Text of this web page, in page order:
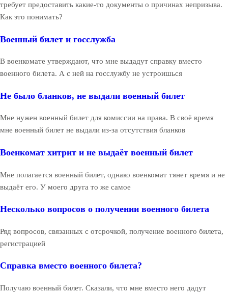
требует предоставить какие-то документы о причинах непризыва.
Как это понимать?
Военный билет и госслужба
В военкомате утверждают, что мне выдадут справку вместо
военного билета. А с ней на госслужбу не устроишься
Не было бланков, не выдали военный билет
Мне нужен военный билет для комиссии на права. В своё время
мне военный билет не выдали из-за отсутствия бланков
Военкомат хитрит и не выдаёт военный билет
Мне полагается военный билет, однако военкомат тянет время и не
выдаёт его. У моего друга то же самое
Несколько вопросов о получении военного билета
Ряд вопросов, связанных с отсрочкой, получение военного билета,
регистрацией
Справка вместо военного билета?
Получаю военный билет. Сказали, что мне вместо него дадут